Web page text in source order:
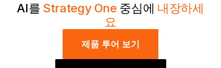
AI를 Strategy One 중심에 내장하세
요
제품 투어 보기